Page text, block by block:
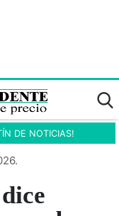
DE NOTICIAS!